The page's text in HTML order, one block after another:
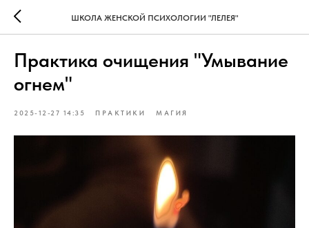
ШКОЛА ЖЕНСКОЙ ПСИХОЛОГИИ "ЛЕЛЕЯ"
Практика очищения "Умывание
огнем"
2025-12-27 14:35 ПРАКТИКИ МАГИЯ